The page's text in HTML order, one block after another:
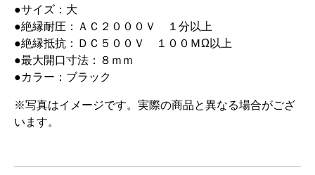
●サイズ：大
●絶縁耐圧：ＡＣ２０００Ｖ １分以上
●絶縁抵抗：ＤＣ５００Ｖ １００ＭΩ以上
●最大開口寸法：８ｍｍ
●カラー：ブラック
※写真はイメージです。実際の商品と異なる場合がござ
います。